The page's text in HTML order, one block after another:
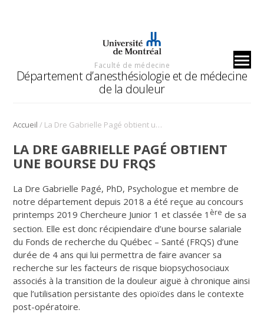
Faculté de médecine
Département d’anesthésiologie et de médecine
de la douleur
Accueil / La Dre Gabrielle Pagé obtient une bourse du FRQS
LA DRE GABRIELLE PAGÉ OBTIENT
UNE BOURSE DU FRQS
La Dre Gabrielle Pagé, PhD, Psychologue et membre de
notre département depuis 2018 a été reçue au concours
printemps 2019 Chercheure Junior 1 et classée 1 ère de sa
section. Elle est donc récipiendaire d’une bourse salariale
du Fonds de recherche du Québec – Santé (FRQS) d’une
durée de 4 ans qui lui permettra de faire avancer sa
recherche sur les facteurs de risque biopsychosociaux
associés à la transition de la douleur aiguë à chronique ainsi
que l’utilisation persistante des opioïdes dans le contexte
post-opératoire.